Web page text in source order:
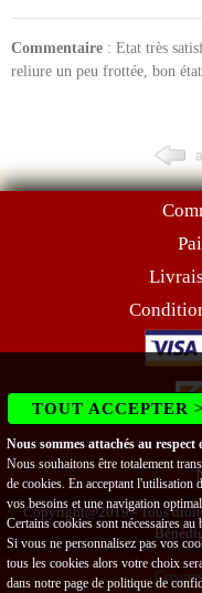
Commentaire : Etat très
reliure un peu frottée, bon
Copyright@2019 - Tous
TOUT ACCEPTER
Nous sommes attachés au respect
Nous souhaitons être totalement
de cookies. En acceptant l'utilisation
vos besoins et une navigation
Certains cookies sont nécessaires
Si vous ne personnalisez pas vos
tous les cookies alors votre choix
dans notre page de politique de